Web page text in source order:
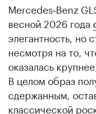
Mercedes‑Benz
весной 2026 года
элегантность, но
несмотря на то,
оказалась
В целом образ
сдержанным,
классической